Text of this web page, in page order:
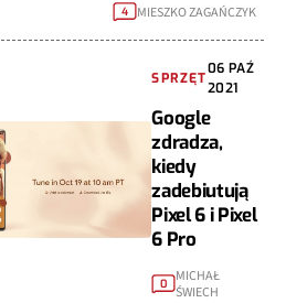
4 MIESZKO ZAGAŃCZYK
SPRZĘT
06 PAŹ
2021
Google
zdradza,
kiedy
zadebiutują
Pixel 6 i Pixel
6 Pro
0
MICHAŁ
ŚWIECH